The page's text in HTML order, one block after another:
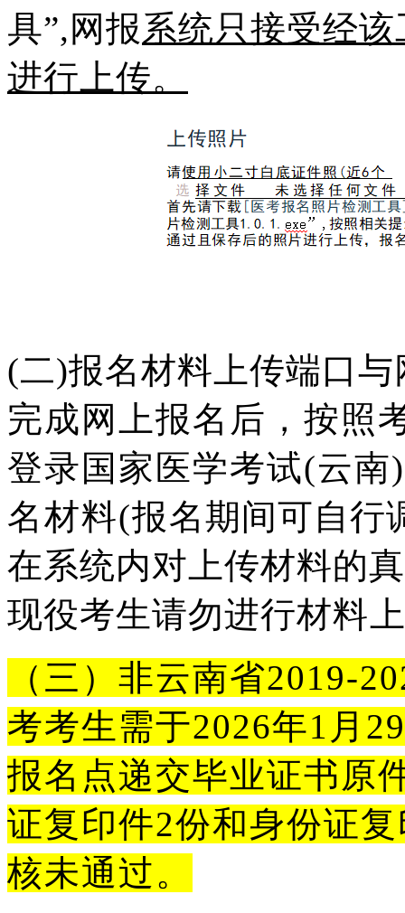
具”,网报系统只接受经
进行上传。
(二)报名材料上传端口
完成网上报名后，按照
登录国家医学考试(云
名材料(报名期间可自行
在系统内对上传材料的
现役考生请勿进行材料
（三）非云南省2019-
考考生需于2026年1月
报名点递交毕业证书原
证复印件2份和身份证
核未通过。